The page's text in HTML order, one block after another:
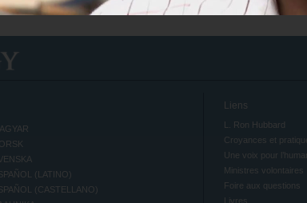
(LATINO)
(CASTELLANO)
Liens
L. Ron Hubbard
Croyances et
Une voix pour
Ministres volontaires
Foire aux questions
Livres